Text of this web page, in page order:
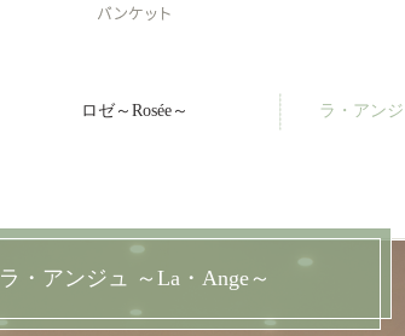
ロゼ～Rosée～ ラ・アン
ラ・アンジュ ～La・Ange～